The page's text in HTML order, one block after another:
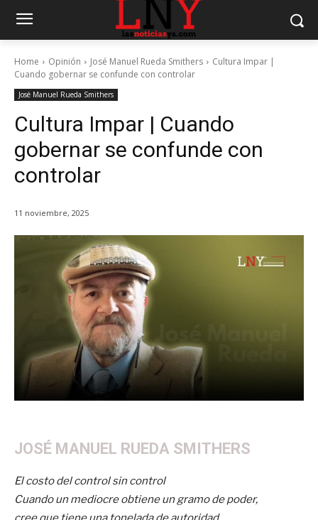
Home Opinión José Manuel Rueda Smithers
Cultura Impar |
Cuando gobernar se confunde con controlar
José Manuel Rueda Smithers
Cultura Impar | Cuando
gobernar se confunde con
controlar
11 noviembre, 2025
JOSÉ MANUEL RUEDA SMITHERS
El costo del control sin control
Cuando un mediocre obtiene un gramo de poder,